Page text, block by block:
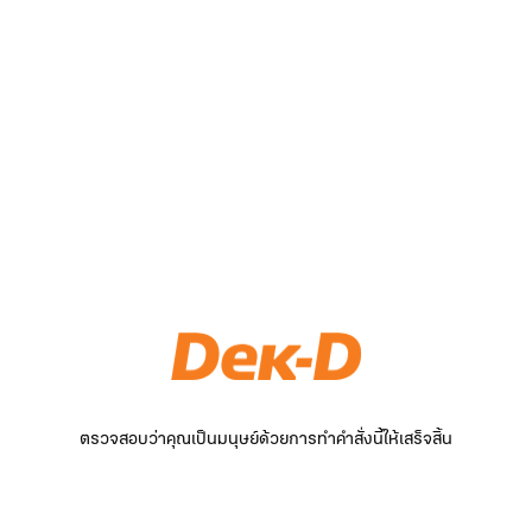
ตรวจสอบว่าคุณเป็นมนุษย์ด้วยการทำคำสั่งนี้ให้เสร็จสิ้น